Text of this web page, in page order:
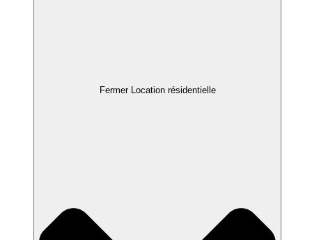
Fermer Location résidentielle